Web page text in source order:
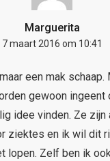
Marguerita
7 maart 2016 om 10:41
een mak schaap.
gewoon ingeent
idee vinden. Ze zijn
ziektes en ik wil dit
lopen. Zelf ben ik